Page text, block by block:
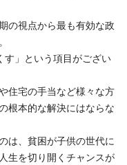
の視点から最も有効な政
す」という項目がござい
住宅の手当など様々な方
根本的な解決にはならな
は、貧困が子供の世代に
生を切り開くチャンスが